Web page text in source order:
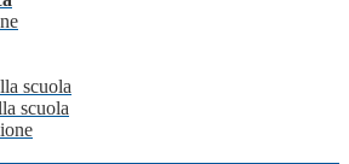
scuola
scuola